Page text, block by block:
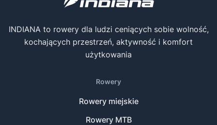
INDIANA to rowery dla ludzi ceniących sobie wolność,
kochających przestrzeń, aktywność i komfort
użytkowania
Rowery
Rowery miejskie
Rowery MTB